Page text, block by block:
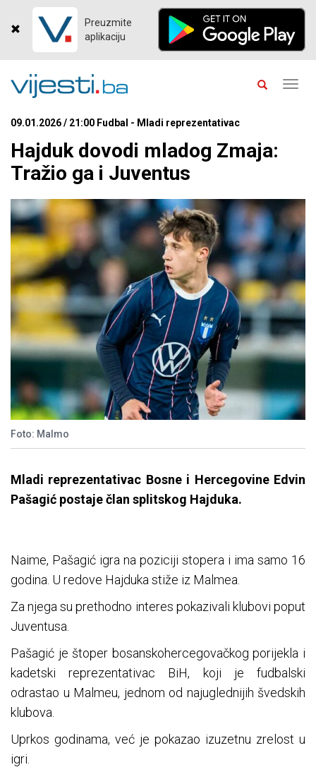
Preuzmite
aplikaciju
09.01.2026 / 21:00 Fudbal - Mladi reprezentativac
Hajduk dovodi mladog Zmaja:
Tražio ga i Juventus
Foto: Malmo
Mladi reprezentativac Bosne i Hercegovine Edvin
Pašagić postaje član splitskog Hajduka.
Naime, Pašagić igra na poziciji stopera i ima samo 16
godina. U redove Hajduka stiže iz Malmea.
Za njega su prethodno interes pokazivali klubovi poput
Juventusa.
Pašagić je štoper bosanskohercegovačkog porijekla i
kadetski reprezentativac BiH, koji je fudbalski
odrastao u Malmeu, jednom od najuglednijih švedskih
klubova.
Uprkos godinama, već je pokazao izuzetnu zrelost u
igri.